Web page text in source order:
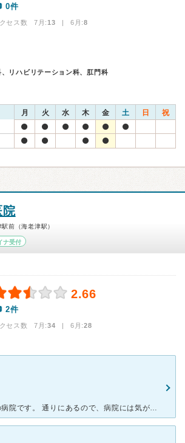
0件
セス数 7月:13 | 6月:8
リハビリテーション科、肛門科
月 火 水 木 金 土 日 祝
院
前（海老津駅）
ナ受付
2.66
2件
セス数 7月:34 | 6月:28
昔ながらの雰囲気の病院です。 通りにあるので、病院には気がつくのですが、すぐ横にある駐車場の入り口が狭め？少しわかりにくいです。 駐車場自体は、そんなに狭くないので停めやすいのですが。 熱がある